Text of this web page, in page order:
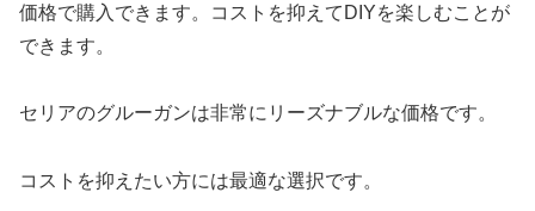
価格で購入できます。コストを抑えてDIYを楽しむことが
できます。
セリアのグルーガンは非常にリーズナブルな価格です。
コストを抑えたい方には最適な選択です。